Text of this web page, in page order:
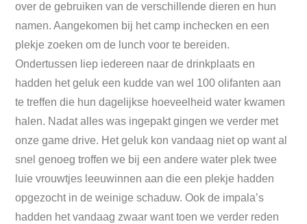
over de gebruiken van de verschillende dieren en hun
namen. Aangekomen bij het camp inchecken en een
plekje zoeken om de lunch voor te bereiden.
Ondertussen liep iedereen naar de drinkplaats en
hadden het geluk een kudde van wel 100 olifanten aan
te treffen die hun dagelijkse hoeveelheid water kwamen
halen. Nadat alles was ingepakt gingen we verder met
onze game drive. Het geluk kon vandaag niet op want al
snel genoeg troffen we bij een andere water plek twee
luie vrouwtjes leeuwinnen aan die een plekje hadden
opgezocht in de weinige schaduw. Ook de impala’s
hadden het vandaag zwaar want toen we verder reden